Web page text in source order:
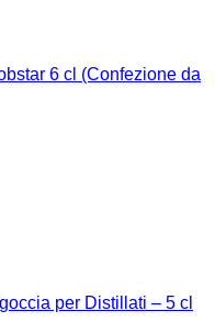
6 cl (Confezione da
per Distillati – 5 cl